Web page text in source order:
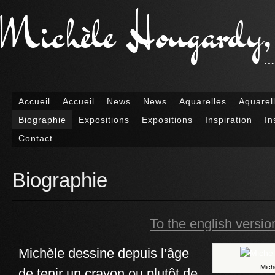
Michèle …
Accueil Accueil News News Aquarelles
Biographie
Expositions Expositions Inspiration
Contact
Biographie
To the english
Michèle dessine depuis l’âge